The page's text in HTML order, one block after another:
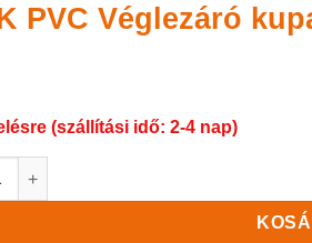
PVC Véglezáró
(szállítási idő: 2-4 nap)
Véglezáró kupak KGK-250 mennyiség